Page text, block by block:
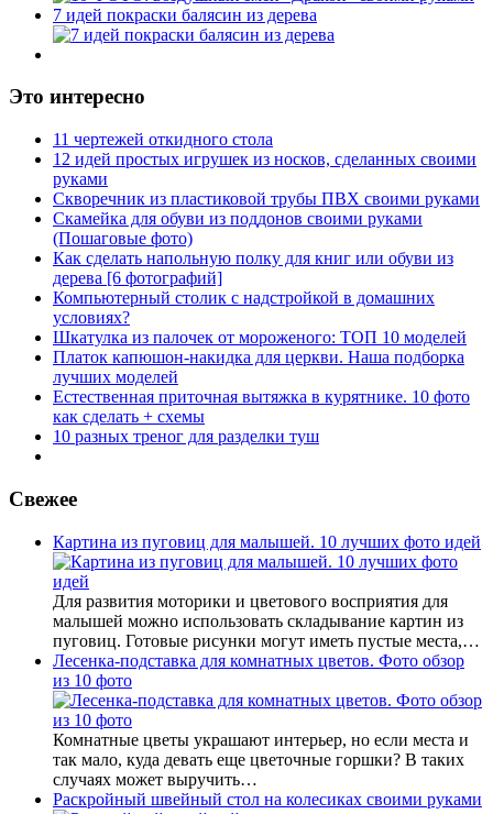
7 идей покраски балясин из дерева
Это интересно
11 чертежей откидного стола
12 идей простых игрушек из носков, сделанных своими
руками
Скворечник из пластиковой трубы ПВХ своими руками
Скамейка для обуви из поддонов своими руками
(Пошаговые фото)
Как сделать напольную полку для книг или обуви из
дерева [6 фотографий]
Компьютерный столик с надстройкой в домашних
условиях?
Шкатулка из палочек от мороженого: ТОП 10 моделей
Платок капюшон-накидка для церкви. Наша подборка
лучших моделей
Естественная приточная вытяжка в курятнике. 10 фото
как сделать + схемы
10 разных треног для разделки туш
Свежее
Картина из пуговиц для малышей. 10 лучших фото идей
Для развития моторики и цветового восприятия для
малышей можно использовать складывание картин из
пуговиц. Готовые рисунки могут иметь пустые места,…
Лесенка-подставка для комнатных цветов. Фото обзор
из 10 фото
Комнатные цветы украшают интерьер, но если места и
так мало, куда девать еще цветочные горшки? В таких
случаях может выручить…
Раскройный швейный стол на колесиках своими руками